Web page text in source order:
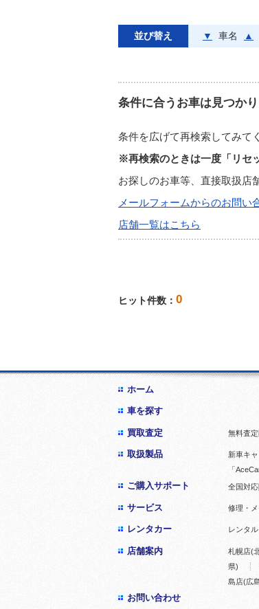
並び替え ▼ 車名 ▲
条件に合うお車は見つかり
条件を広げて再検索してみて
※再検索のときは一度「リセ
お探しのお車等、直接取扱店
メールフォームからのお問い
店舗一覧はこちら
ヒット件数： 0
ホーム
車を探す
買取査定 無料査
取扱製品 新車キ
「
ご購入サポート 全国対
サービス 修理・
レンタカー レンタ
店舗案内 札幌店(
県)
島店(広
お問い合わせ